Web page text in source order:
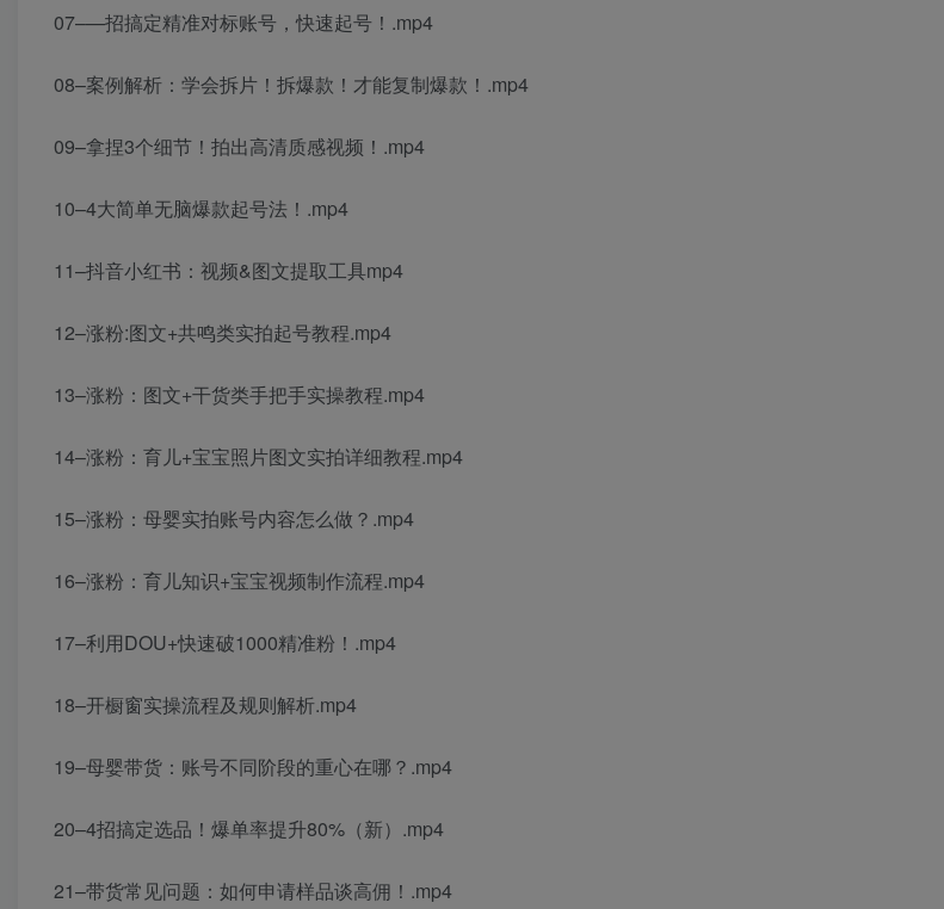
07–—招搞定精准对标账号，快速起号！.mp4
08–案例解析：学会拆片！拆爆款！才能复制爆款！.mp4
09–拿捏3个细节！拍出高清质感视频！.mp4
10–4大简单无脑爆款起号法！.mp4
11–抖音小红书：视频&图文提取工具mp4
12–涨粉:图文+共鸣类实拍起号教程.mp4
13–涨粉：图文+干货类手把手实操教程.mp4
14–涨粉：育儿+宝宝照片图文实拍详细教程.mp4
15–涨粉：母婴实拍账号内容怎么做？.mp4
16–涨粉：育儿知识+宝宝视频制作流程.mp4
17–利用DOU+快速破1000精准粉！.mp4
18–开橱窗实操流程及规则解析.mp4
19–母婴带货：账号不同阶段的重心在哪？.mp4
20–4招搞定选品！爆单率提升80%（新）.mp4
21–带货常见问题：如何申请样品谈高佣！.mp4